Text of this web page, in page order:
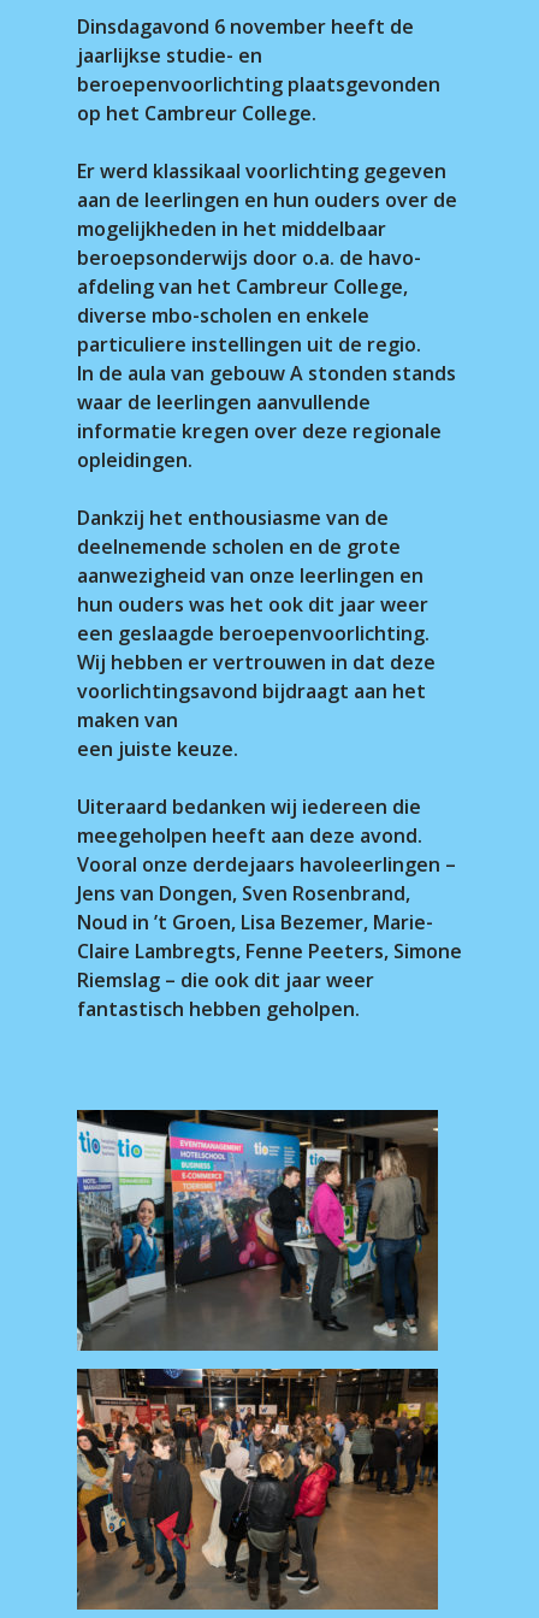
Dinsdagavond 6 november heeft de
jaarlijkse studie- en
beroepenvoorlichting plaatsgevonden
op het Cambreur College.
Er werd klassikaal voorlichting gegeven
aan de leerlingen en hun ouders over de
mogelijkheden in het middelbaar
beroepsonderwijs door o.a. de havo-
afdeling van het Cambreur College,
diverse mbo-scholen en enkele
particuliere instellingen uit de regio.
In de aula van gebouw A stonden stands
waar de leerlingen aanvullende
informatie kregen over deze regionale
opleidingen.
Dankzij het enthousiasme van de
deelnemende scholen en de grote
aanwezigheid van onze leerlingen en
hun ouders was het ook dit jaar weer
een geslaagde beroepenvoorlichting.
Wij hebben er vertrouwen in dat deze
voorlichtingsavond bijdraagt aan het
maken van
een juiste keuze.
Uiteraard bedanken wij iedereen die
meegeholpen heeft aan deze avond.
Vooral onze derdejaars havoleerlingen –
Jens van Dongen, Sven Rosenbrand,
Noud in ’t Groen, Lisa Bezemer, Marie-
Claire Lambregts, Fenne Peeters, Simone
Riemslag – die ook dit jaar weer
fantastisch hebben geholpen.